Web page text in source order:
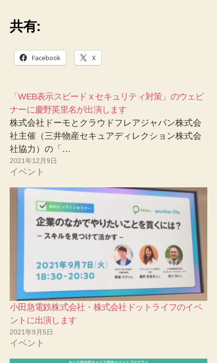
共有:
Facebook X
「WEB表示スピード x セキュリティ対策」のウェビ
ナーに慶野英里名が出演します
株式会社ドーモとクラウドフレアジャパン株式会
社主催（三井物産セキュアディレクション株式会
社協力）の「…
2021年12月9日
イベント
小田急電鉄株式会社・株式会社ドットライフのイベ
ントに出演します
2021年9月5日
イベント